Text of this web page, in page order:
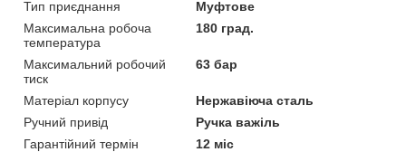
Тип приєднання
Муфтове
Максимальна робоча
температура
180 град.
Максимальний робочий
тиск
63 бар
Матеріал корпусу
Нержавіюча сталь
Ручний привід
Ручка важіль
Гарантійний термін
12 міс